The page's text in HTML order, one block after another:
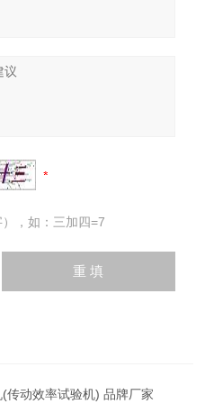
，如：三加四=7
传动效率试验机) 品牌厂家